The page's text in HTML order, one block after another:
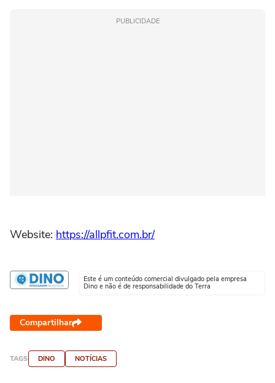
PUBLICIDADE
Website: https://allpfit.com.br/
Este é um conteúdo comercial divulgado pela empresa
Dino e não é de responsabilidade do Terra
Compartilhar
TAGS DINO NOTÍCIAS